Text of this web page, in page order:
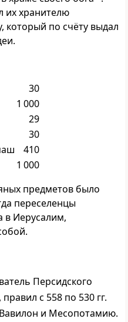
их хранителю
по счёту выдал
30
1 000
29
30
410
1 000
предметов было
переселенцы
в Иерусалим,
Персидского
с 558 по 530 гг.
Вавилон и Месопотамию.